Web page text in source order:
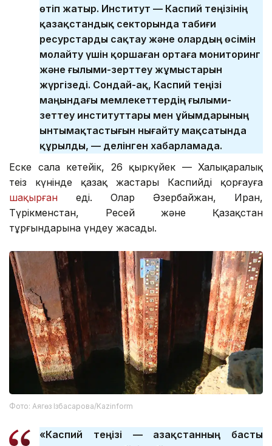
өтіп жатыр. Институт — Каспий теңізінің
қазақстандық секторында табиғи
ресурстарды сақтау және олардың өсімін
молайту үшін қоршаған ортаға мониторинг
және ғылыми-зерттеу жұмыстарын
жүргізеді. Сондай-ақ, Каспий теңізі
маңындағы мемлекеттердің ғылыми-
зеттеу институттары мен ұйымдарының
ынтымақтастығын нығайту мақсатында
құрылды, — делінген хабарламада.
Еске сала кетейік, 26 қыркүйек — Халықаралық
теңіз күнінде қазақ жастары Каспийді қорғауға
шақырған еді. Олар Әзербайжан, Иран,
Түрікменстан, Ресей және Қазақстан
тұрғындарына үндеу жасады.
Фото: Аягөз Ізбасарова/Kazinform
«Каспий теңізі — Қазақстанның басты